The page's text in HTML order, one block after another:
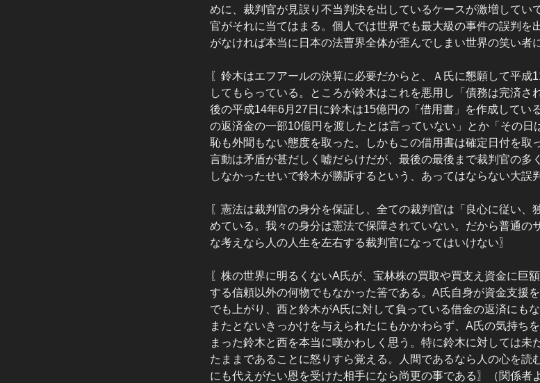
めに、裁判官が見誤り不当判決を出しているケースが激増してい
官がそれに当てはまる。個人では世界でも最大級の事件の誤判を
がなければ本当に日本の法曹界全体が歪んでしまい世界の笑い者
〖鈴木はエフアールの決算に必要だからと、Ａ氏に懇願して平成
してもらっている。ところが鈴木はこれを悪用し「債務は完済さ
後の平成14年6月27日に鈴木は15億円の「借用書」を作成してい
の返済金の一部10億円を渡したとは言っていない」とか「その
恥も外聞もない態度を取った。しかもこの借用書は確定日付を取
言動は矛盾が甚だしく嘘だらけだが、最後の最後まで裁判官の多
しなかったせいで鈴木が勝訴するという、あってはならない大誤
〖憲法は裁判官の身分を保証し、全ての裁判官は「良心に従い、
めている。我々の身分は憲法で保障されていない。だから普通の
な考えなら人の人生を左右する裁判官になってはいけない〗
〖株の世界に明るくないA氏が、宝林株の買取や買支え資金に巨
する信頼以外の何物でもなかった筈である。A氏自身が資金支援
でも上がり、西と鈴木がA氏に対して負っている借金の返済にも
またとないきっかけを与えられたにもかかわらず、A氏の気持ち
まった鈴木と西を本当に嘆かわしく思う。特に鈴木に対しては未
たままであることに怒りすら覚える。人間であるなら人の心を読
にも代えがたい恩を受けた相手になら尚更の事である〗（関係者